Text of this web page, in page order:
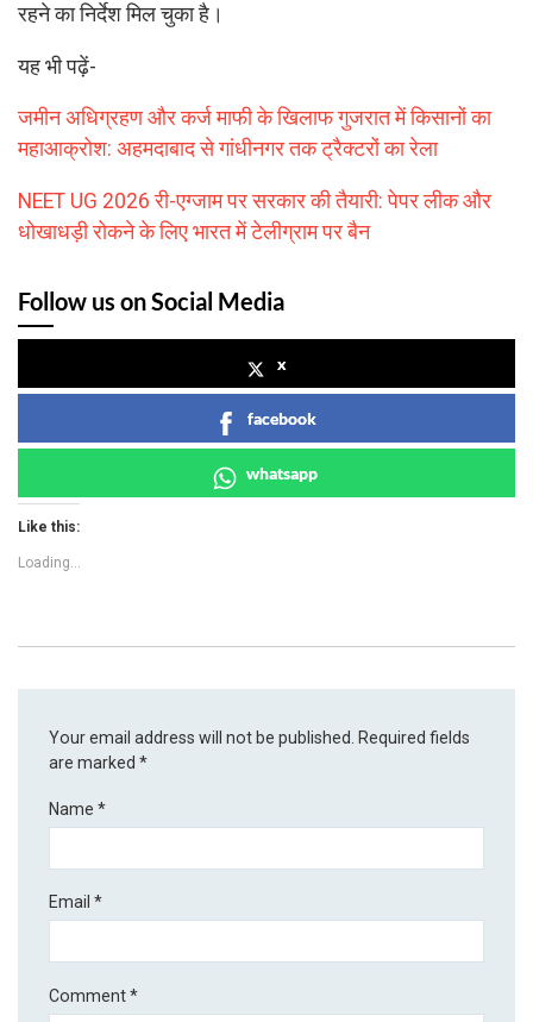
रहने का निर्देश मिल चुका है।
यह भी पढ़ें-
जमीन अधिग्रहण और कर्ज माफी के खिलाफ गुजरात में किसानों का
महाआक्रोश: अहमदाबाद से गांधीनगर तक ट्रैक्टरों का रेला
NEET UG 2026 री-एग्जाम पर सरकार की तैयारी: पेपर लीक और
धोखाधड़ी रोकने के लिए भारत में टेलीग्राम पर बैन
Follow us on Social Media
x
facebook
whatsapp
Like this:
Loading...
Your email address will not be published.
Required fields
are marked*
Name*
Email*
Comment*